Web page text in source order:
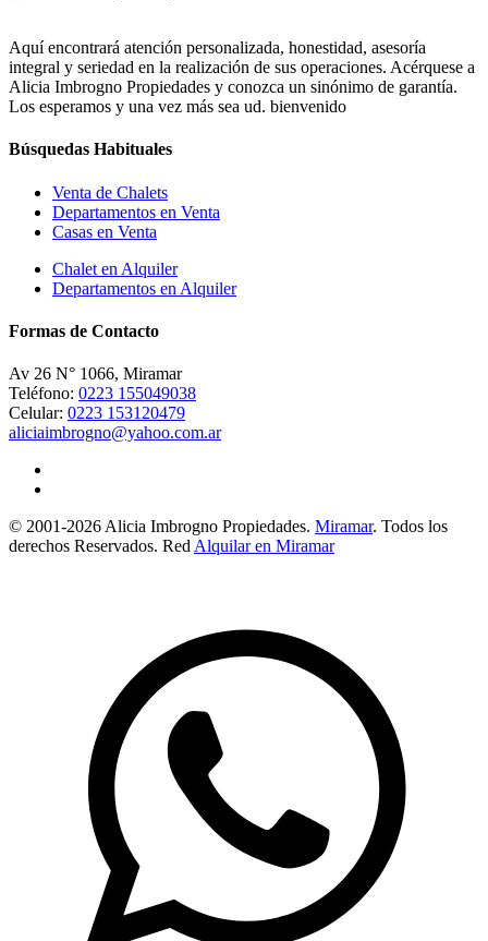
Aquí encontrará atención personalizada, honestidad, asesoría
integral y seriedad en la realización de sus operaciones. Acérquese a
Alicia Imbrogno Propiedades y conozca un sinónimo de garantía.
Los esperamos y una vez más sea ud. bienvenido
Búsquedas Habituales
Venta de Chalets
Departamentos en Venta
Casas en Venta
Chalet en Alquiler
Departamentos en Alquiler
Formas de Contacto
Av 26 N° 1066, Miramar
Teléfono: 0223 155049038
Celular: 0223 153120479
aliciaimbrogno@yahoo.com.ar
© 2001-2026 Alicia Imbrogno Propiedades. Miramar. Todos los
derechos Reservados. Red Alquilar en Miramar